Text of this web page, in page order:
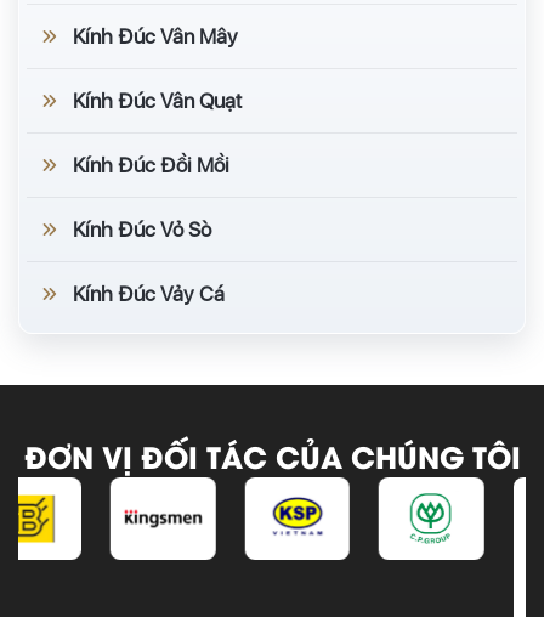
Kính Đúc Vân Mây
Kính Đúc Vân Quạt
Kính Đúc Đồi Mồi
Kính Đúc Vỏ Sò
Kính Đúc Vảy Cá
ĐƠN VỊ ĐỐI TÁC CỦA CHÚNG TÔI